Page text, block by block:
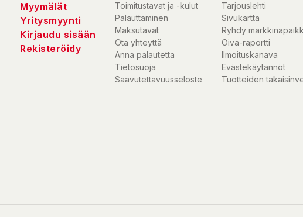
Myymälät
Yritysmyynti
Kirjaudu sisään
Rekisteröidy
Toimitustavat ja -kulut
Palauttaminen
Maksutavat
Ota yhteyttä
Anna palautetta
Tietosuoja
Saavutettavuusseloste
Tarjouslehti
Sivukartta
Ryhdy
Oiva-raportti
Ilmoituskanava
Evästekäytännöt
Tuotteiden